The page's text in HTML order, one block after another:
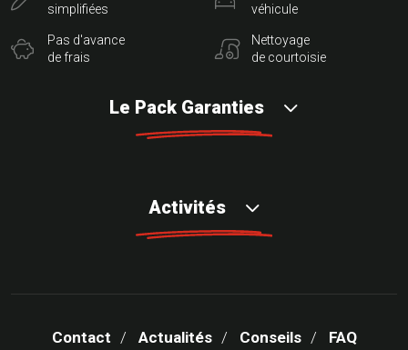
simplifiées
Pas d'avance
de frais
véhicule
Nettoyage
de courtoisie
Le Pack Garanties
Activités
Contact Actualités Conseils FAQ